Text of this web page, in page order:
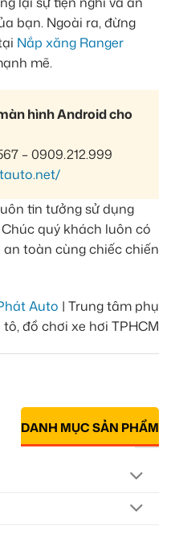
bạn. Ngoài ra, đừng
Nắp xăng Ranger
mẽ.
hình Android cho
– 0909.212.999
tin tưởng sử dụng
quý khách luôn có
toàn cùng chiếc chiến
Auto | Trung tâm phụ
tô, đồ chơi xe hơi TPHCM
DANH MỤC SẢN PHẨM